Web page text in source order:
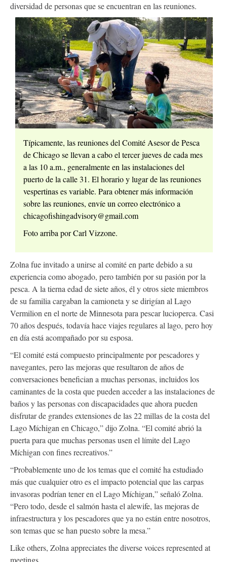
diversidad de personas que se encuentran en las reuniones.
Típicamente, las reuniones del Comité Asesor de Pesca
de Chicago se llevan a cabo el tercer jueves de cada mes
a las 10 a.m., generalmente en las instalaciones del
puerto de la calle 31. El horario y lugar de las reuniones
vespertinas es variable. Para obtener más información
sobre las reuniones, envíe un correo electrónico a
chicagofishingadvisory@gmail.com
Foto arriba por Carl Vizzone.
Zolna fue invitado a unirse al comité en parte debido a su
experiencia como abogado, pero también por su pasión por la
pesca. A la tierna edad de siete años, él y otros siete miembros
de su familia cargaban la camioneta y se dirigían al Lago
Vermilion en el norte de Minnesota para pescar lucioperca. Casi
70 años después, todavía hace viajes regulares al lago, pero hoy
en día está acompañado por su esposa.
“El comité está compuesto principalmente por pescadores y
navegantes, pero las mejoras que resultaron de años de
conversaciones benefician a muchas personas, incluidos los
caminantes de la costa que pueden acceder a las instalaciones de
baños y las personas con discapacidades que ahora pueden
disfrutar de grandes extensiones de las 22 millas de la costa del
Lago Míchigan en Chicago,” dijo Zolna. “El comité abrió la
puerta para que muchas personas usen el límite del Lago
Míchigan con fines recreativos.”
“Probablemente uno de los temas que el comité ha estudiado
más que cualquier otro es el impacto potencial que las carpas
invasoras podrían tener en el Lago Míchigan,” señaló Zolna.
“Pero todo, desde el salmón hasta el alewife, las mejoras de
infraestructura y los pescadores que ya no están entre nosotros,
son temas que se han puesto sobre la mesa.”
Like others, Zolna appreciates the diverse voices represented at